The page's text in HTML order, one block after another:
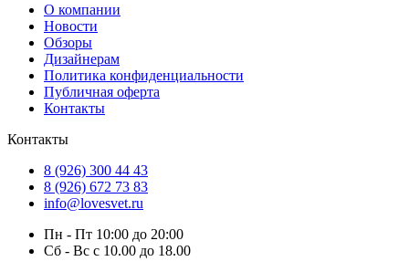
О компании
Новости
Обзоры
Дизайнерам
Политика конфиденциальности
Публичная оферта
Контакты
Контакты
8 (926) 300 44 43
8 (926) 672 73 83
info@lovesvet.ru
Пн - Пт 10:00 до 20:00
Сб - Вс с 10.00 до 18.00